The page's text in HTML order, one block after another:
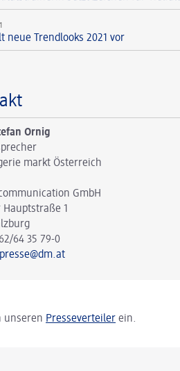
neue Trendlooks 2021 vor
Ornig
markt Österreich
GmbH
1
64 35 79-0
presse@dm.at
unseren Presseverteiler ein.